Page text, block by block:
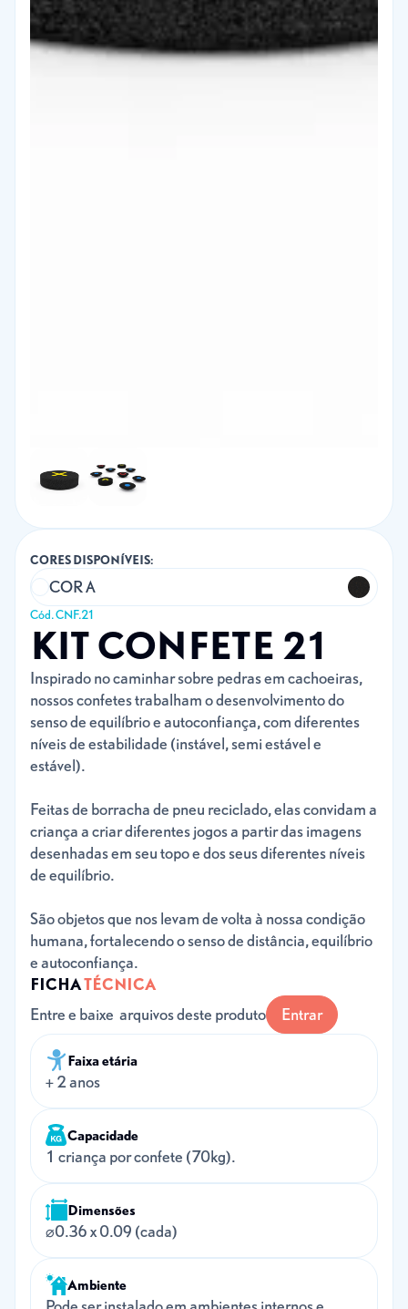
Cód. CNF.21
KIT CONFETE 21
Inspirado no caminhar sobre pedras em cachoeiras,
nossos confetes trabalham o desenvolvimento do
senso de equilíbrio e autoconfiança, com diferentes
níveis de estabilidade (instável, semi estável e
estável).
Feitas de borracha de pneu reciclado, elas convidam a
criança a criar diferentes jogos a partir das imagens
desenhadas em seu topo e dos seus diferentes níveis
de equilíbrio.
São objetos que nos levam de volta à nossa condição
humana, fortalecendo o senso de distância, equilíbrio
e autoconfiança.
CORES DISPONÍVEIS:
COR A
FICHATÉCNICA
Entre e baixe arquivos deste produto
Entrar
Faixa etária
+ 2 anos
Capacidade
1 criança por confete (70kg).
Dimensões
⌀0.36 x 0.09 (cada)
Ambiente